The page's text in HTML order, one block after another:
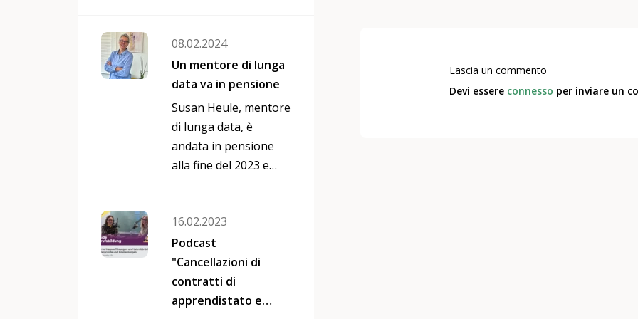
giovani e giovani
adulti!
08.02.2024
Un mentore di lunga
data va in pensione
Susan Heule, mentore
di lunga data, è
andata in pensione
alla fine del 2023 e
come mentore di Job
Caddie. Susan è stata
volontaria di Job
Caddie dal 2012 e ha
seguito 32 mentee. In
16.02.2023
Podcast
"Cancellazioni di
contratti di
apprendistato e
Lascia un commento
Devi essere connesso per inviare un